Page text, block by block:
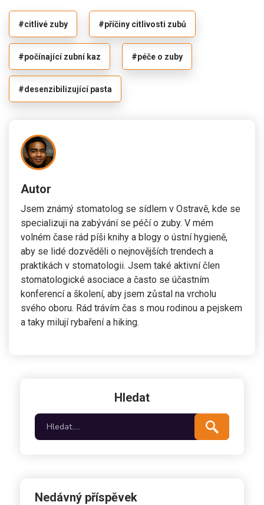
#citlivé zuby #příčiny citlivosti zubů
#počínající zubní kaz #péče o zuby
#desenzibilizující pasta
Autor
Jsem známý stomatolog se sídlem v Ostravě, kde se
specializuji na zabývání se péčí o zuby. V mém
volném čase rád píši knihy a blogy o ústní hygieně,
aby se lidé dozvěděli o nejnovějších trendech a
praktikách v stomatologii. Jsem také aktivní člen
stomatologické asociace a často se účastním
konferencí a školení, aby jsem zůstal na vrcholu
svého oboru. Rád trávím čas s mou rodinou a pejskem
a taky milují rybaření a hiking.
Hledat
Nedávný příspěvek